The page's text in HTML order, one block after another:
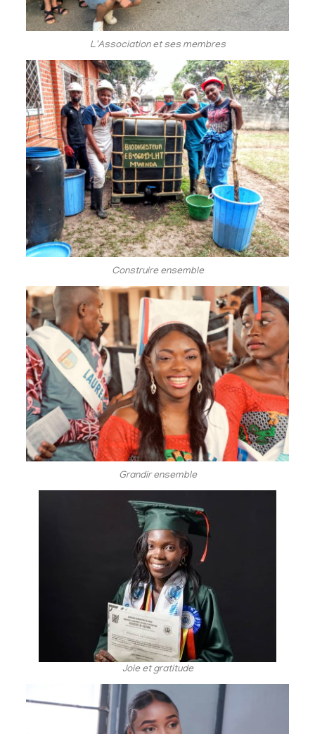
L'Association et ses membres
Construire ensemble
Grandir ensemble
Joie et gratitude